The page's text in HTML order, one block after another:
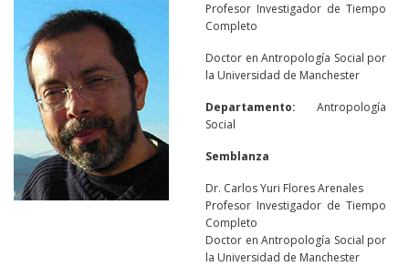
Profesor Investigador de Tiempo
Completo
Doctor en Antropología Social por
la Universidad de Manchester
Departamento: Antropología
Social
Semblanza
Dr. Carlos Yuri Flores Arenales
Profesor Investigador de Tiempo
Completo
Doctor en Antropología Social por
la Universidad de Manchester